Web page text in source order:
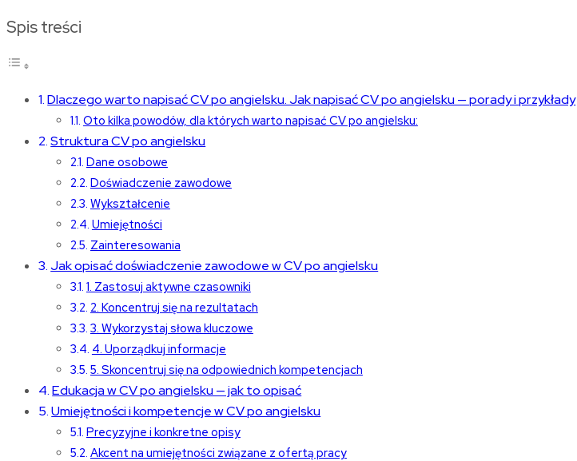
Spis treści
Dlaczego warto napisać CV po angielsku. Jak napisać CV po angielsku — porady i przykłady
Oto kilka powodów, dla których warto napisać CV po angielsku:
Struktura CV po angielsku
Dane osobowe
Doświadczenie zawodowe
Wykształcenie
Umiejętności
Zainteresowania
Jak opisać doświadczenie zawodowe w CV po angielsku
1. Zastosuj aktywne czasowniki
2. Koncentruj się na rezultatach
3. Wykorzystaj słowa kluczowe
4. Uporządkuj informacje
5. Skoncentruj się na odpowiednich kompetencjach
Edukacja w CV po angielsku — jak to opisać
Umiejętności i kompetencje w CV po angielsku
Precyzyjne i konkretne opisy
Akcent na umiejętności związane z ofertą pracy